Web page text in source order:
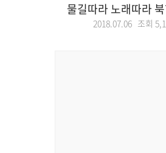
물길따라 노래따라
2018.07.06 조회